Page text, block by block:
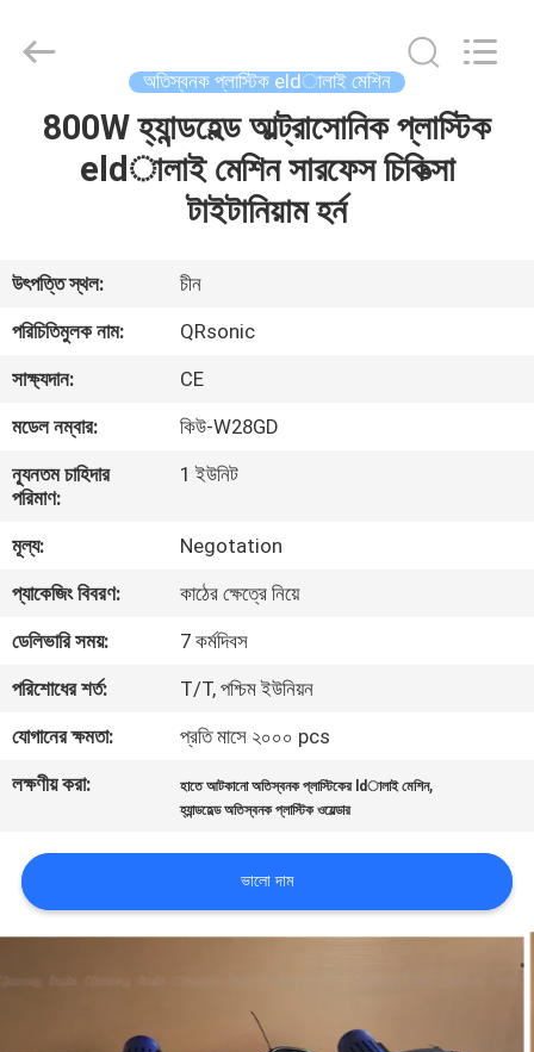
বাড়ি
আমাদের
সম্বন্ধে
কারখানা
পরিদর্শন
নিয়ন্ত্রণ
আমাদের
সাথে
যোগাযোগ
করুন
মামলা
একটি
Equipment
Co.,Ltd.
Reserved.
অতিস্বনক প্লাস্টিক eldালাই মেশিন
800W হ্যান্ডহেল্ড আল্ট্রাসোনিক প্লাস্টিক
eldালাই মেশিন সারফেস চিকিত্সা
টাইটানিয়াম হর্ন
উৎপত্তি স্থল:
চীন
পরিচিতিমুলক নাম:
QRsonic
সাক্ষ্যদান:
CE
মডেল নম্বার:
কিউ-W28GD
ন্যূনতম চাহিদার
পরিমাণ:
1 ইউনিট
মূল্য:
Negotation
প্যাকেজিং বিবরণ:
কাঠের ক্ষেত্রে নিয়ে
ডেলিভারি সময়:
7 কর্মদিবস
পরিশোধের শর্ত:
T/T, পশ্চিম ইউনিয়ন
যোগানের ক্ষমতা:
প্রতি মাসে ২০০০ pcs
লক্ষণীয় করা:
হাতে আটকানো অতিস্বনক প্লাস্টিকের ldালাই মেশিন,
হ্যান্ডহেল্ড অতিস্বনক প্লাস্টিক ওয়েল্ডার
ভালো দাম